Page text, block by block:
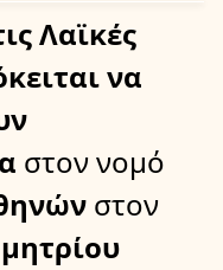
Λαϊκές
να
στον νομό
στον